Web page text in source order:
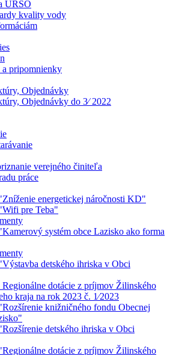
URSO
kvality vody
a pripomnienky
Objednávky
Objednávky do 3⁄ 2022
verejného činiteľa
práce
energetickej náročnosti KD"
pre Teba"
systém obce Lazisko ako forma
detského ihriska v Obci
dotácie z príjmov Žilinského
kraja na rok 2023 č. 1⁄2023
knižničného fondu Obecnej
detského ihriska v Obci
dotácie z príjmov Žilinského